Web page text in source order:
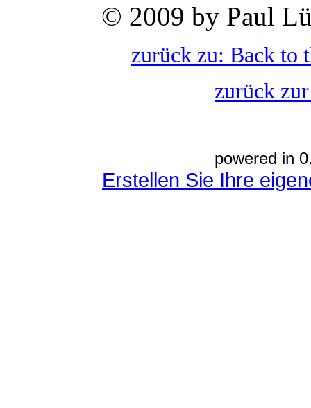
© 2009 by Paul
zurück zu: Back to
zurück
powered in
Erstellen Sie Ihre